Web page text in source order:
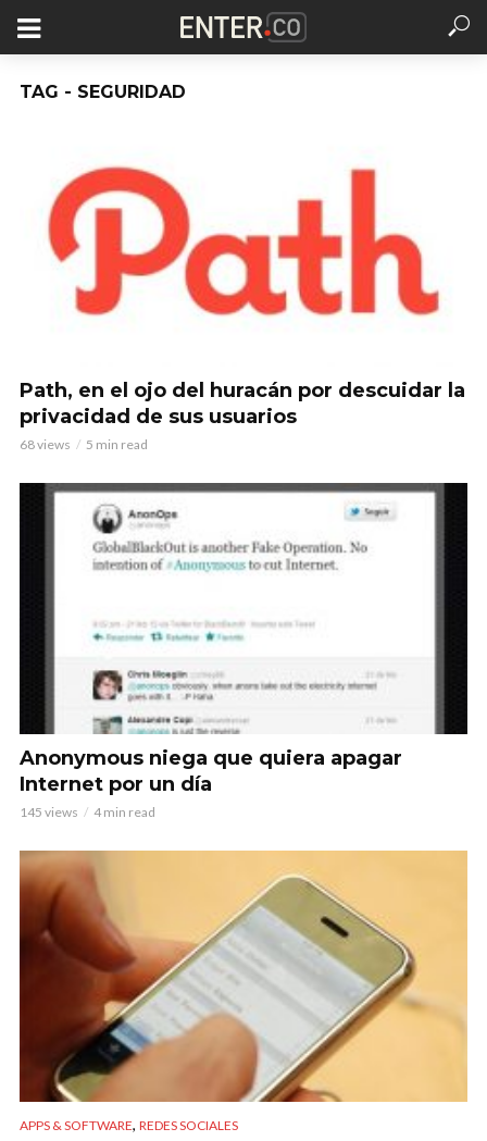
TAG - SEGURIDAD
Path, en el ojo del huracán por descuidar la
privacidad de sus usuarios
68 views 5 min read
Anonymous niega que quiera apagar
Internet por un día
145 views 4 min read
APPS & SOFTWARE, REDES SOCIALES